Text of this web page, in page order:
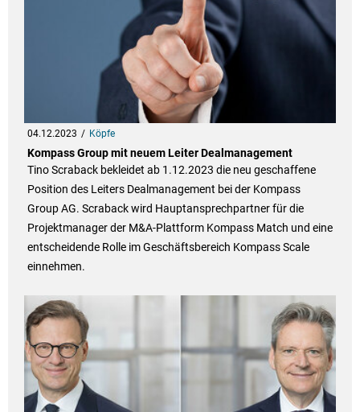
04.12.2023 Köpfe
Kompass Group mit neuem Leiter Dealmanagement
Tino Scraback bekleidet ab 1.12.2023 die neu geschaffene
Position des Leiters Dealmanagement bei der Kompass
Group AG. Scraback wird Hauptansprechpartner für die
Projektmanager der M&A-Plattform Kompass Match und eine
entscheidende Rolle im Geschäftsbereich Kompass Scale
einnehmen.